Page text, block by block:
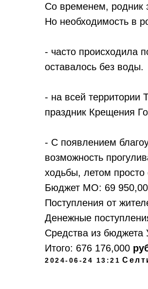
Со временем, родник
Но необходимость в
- часто происходила
оставалось без воды.
- на всей территории
праздник Крещения
- С появлением
возможность
ходьбы, летом просто
Бюджет МО: 69 950,00
Поступления от
Денежные
Средства из бюджета
Итого: 676 176,000
2024-06-24 13:21